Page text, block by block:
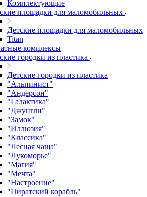
Комплектующие
площадки для маломобильных
Детские площадки для маломобильных
Titan
комплексы
городки из пластика
Детские городки из пластика
"Альпинист"
"Андерсон"
"Галактика"
"Джунгли"
"Замок"
"Иллюзия"
"Классика"
"Лесная чаща"
"Лукоморье"
"Магия"
"Мечта"
"Настроение"
"Пиратский корабль"